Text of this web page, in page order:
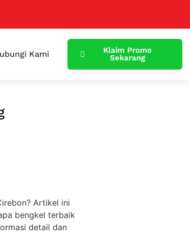
Kami
Klaim Promo
Sekarang
Artikel ini
bengkel terbaik
detail dan